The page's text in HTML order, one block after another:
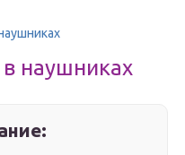
в наушниках